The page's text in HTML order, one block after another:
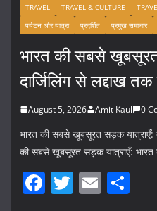
TRAVEL TRAVEL & CULTURE
पर्यटन और यात्रा
प्रदर्शित प्रमुख समाचार
भारत की सबसे
दार्जिलिंग से लद्दाख
August 5, 2026 Amit Kaul 0
भारत की सबसे खूबसूरत सड़क यात्राएँ:
की सबसे खूबसूरत सड़क यात्राएँ:
F T E